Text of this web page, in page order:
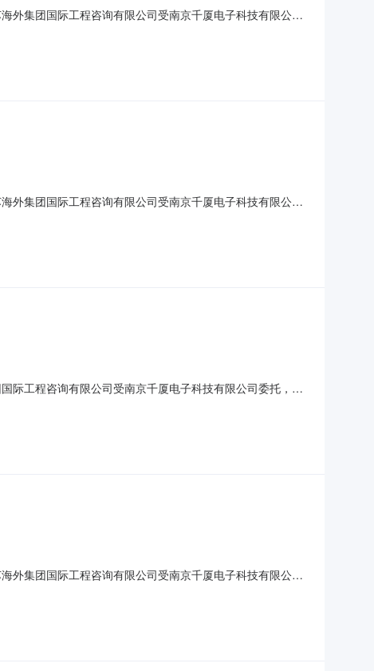
外集团国际工程咨询有限公司受南京千厦电子科技有限公司
评标信息：中标人：南京金普达电子科技有限公司五、本
外集团国际工程咨询有限公司受南京千厦电子科技有限公司
评标信息：中标人：南通达洲建设工程有限公司五、本次
际工程咨询有限公司受南京千厦电子科技有限公司委托，就
武园林绿化工程有限责任公司五、本次招标联系事项：江
外集团国际工程咨询有限公司受南京千厦电子科技有限公司
会议室四、评标信息：中标人：南京沃匠工程技术有限公